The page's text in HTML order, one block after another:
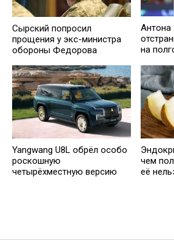
Сырский попросил
прощения у экс-министра
обороны Федорова
Антона
на
Yangwang U8L обрёл особо
роскошную
четырёхместную версию
чем
её